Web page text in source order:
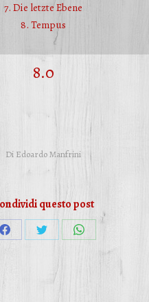
7. Die letzte Ebene
8. Tempus
8.0
Di Edoardo Manfrini
questo post
CondividiCondividi
Twitter
Condividi